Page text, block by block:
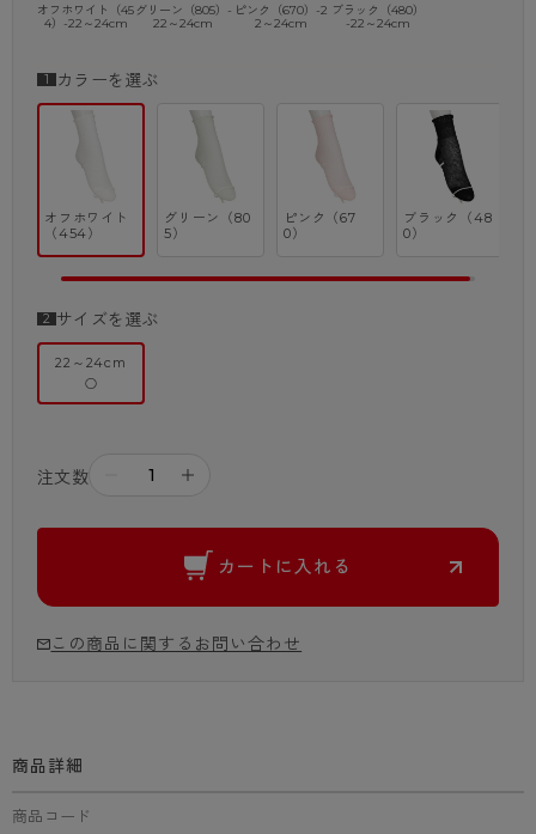
オフホワイト（45
4）-22～24cm
グリーン（805）-
22～24cm
ピンク（670）-2
2～24cm
ブラック（480）
-22～24cm
カラーを選ぶ
オフホワイト
（454）
グリーン（80
5）
ピンク（67
0）
ブラック（48
0）
サイズを選ぶ
22～24cm
○
注文数 ＋
カートに入れる
この商品に関するお問い合わせ
商品詳細
商品コード